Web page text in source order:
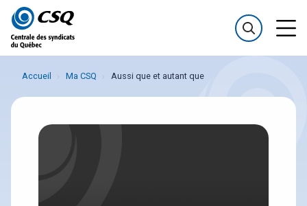
Passer
au
menu
Passer
au
contenu
Accueil Ma CSQ Aussi que et autant que